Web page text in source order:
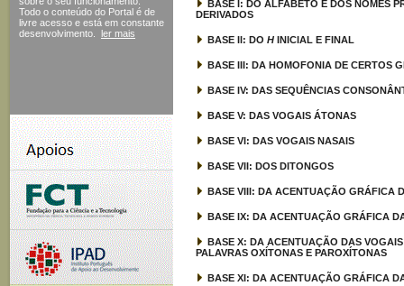
Todo o conteúdo do Portal é de
livre acesso e está em constante
desenvolvimento.
ler mais
BASE I: DO ALFABETO E DOS NOMES
DERIVADOS
BASE II: DO H INICIAL E FINAL
BASE III: DA HOMOFONIA DE CERTOS
BASE IV: DAS SEQUÊNCIAS
BASE V: DAS VOGAIS ÁTONAS
BASE VI: DAS VOGAIS NASAIS
BASE VII: DOS DITONGOS
BASE VIII: DA ACENTUAÇÃO GRÁFICA
BASE IX: DA ACENTUAÇÃO GRÁFICA
BASE X: DA ACENTUAÇÃO DAS
PALAVRAS OXÍTONAS E PAROXÍTONAS
BASE XI: DA ACENTUAÇÃO GRÁFICA